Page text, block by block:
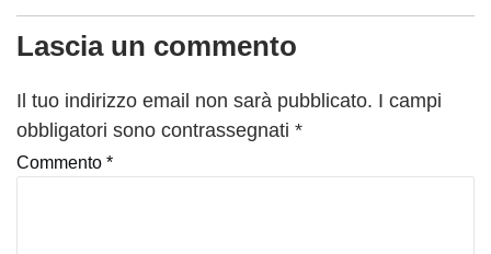
Lascia un commento
Il tuo indirizzo email non sarà pubblicato. I campi
obbligatori sono contrassegnati *
Commento *